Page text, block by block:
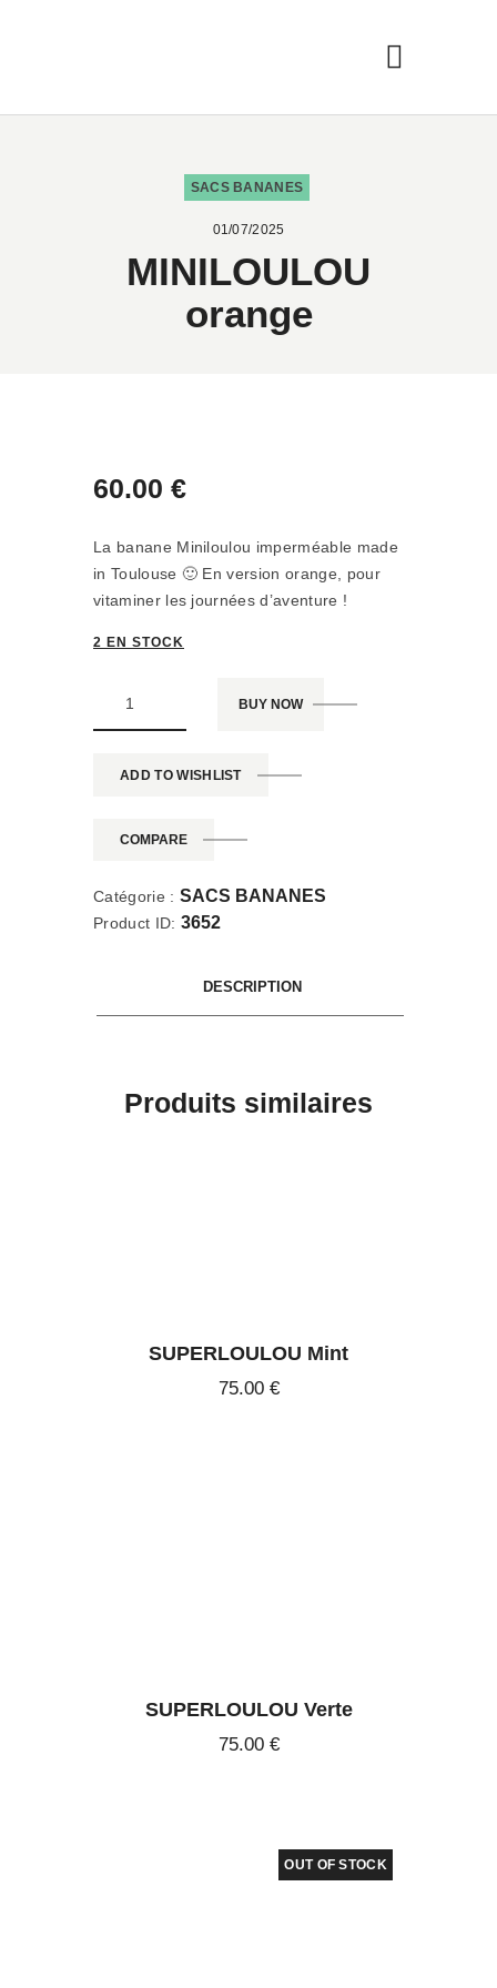
SACS BANANES
01/07/2025
MINILOULOU
orange
60.00 €
La banane Miniloulou imperméable made
in Toulouse 🙂 En version orange, pour
vitaminer les journées d’aventure !
2 EN STOCK
BUY NOW
ADD TO WISHLIST
COMPARE
Catégorie : SACS BANANES
Product ID: 3652
DESCRIPTION
Produits similaires
SUPERLOULOU Mint
75.00 €
SUPERLOULOU Verte
75.00 €
OUT OF STOCK